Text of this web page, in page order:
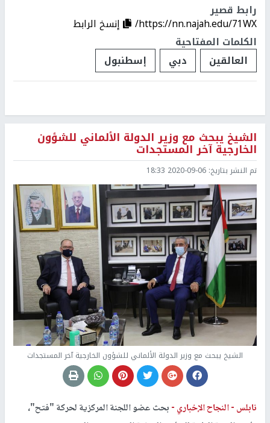
رابط قصير
https://nn.najah.edu/71WX/
إنسخ الرابط
الكلمات المفتاحية
العالقين
دبي إسطنبول
الشيخ يبحث مع وزير الدولة الألماني للشؤون
الخارجية آخر المستجدات
تم النشر بتاريخ: 2020-09-06 18:33
الشيخ يبحث مع وزير الدولة الألماني للشؤون الخارجية آخر المستجدات
نابلس -النجاح الإخباري -بحث عضو اللجنة المركزية لحركة "فتح"،